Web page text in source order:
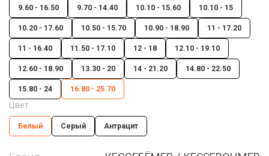
9.60 - 16.50 9.70 - 14.40 10.10 - 15.60 10.10 - 15
10.20 - 17.60 10.50 - 15.70 10.90 - 18.90 11 - 17.20
11 - 16.40 11.50 - 17.10 12 - 18 12.10 - 19.10
12.60 - 18.90 13.30 - 20 14 - 21.20 14.80 - 22.50
15.80 - 24 16.80 - 25.70
Цвет
Белый Серый Антрацит